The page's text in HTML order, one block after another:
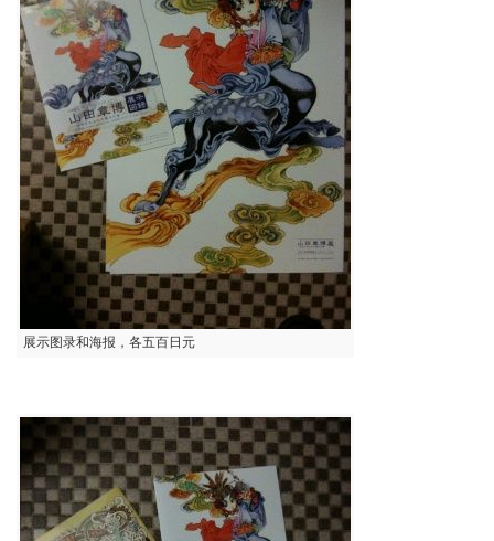
展示图录和海报，各五百日元